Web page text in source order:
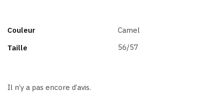
Couleur
Camel
Taille
56/57
Il n’y a pas encore d’avis.